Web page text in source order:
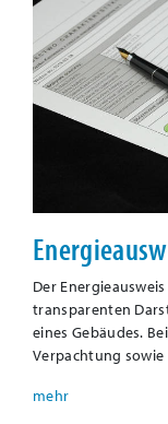
Der
transparenten
eines Gebäudes.
Verpachtung